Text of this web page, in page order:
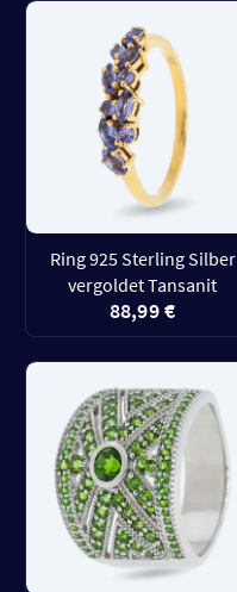
Ring 925 Sterling Silber
vergoldet Tansanit
88,99 €